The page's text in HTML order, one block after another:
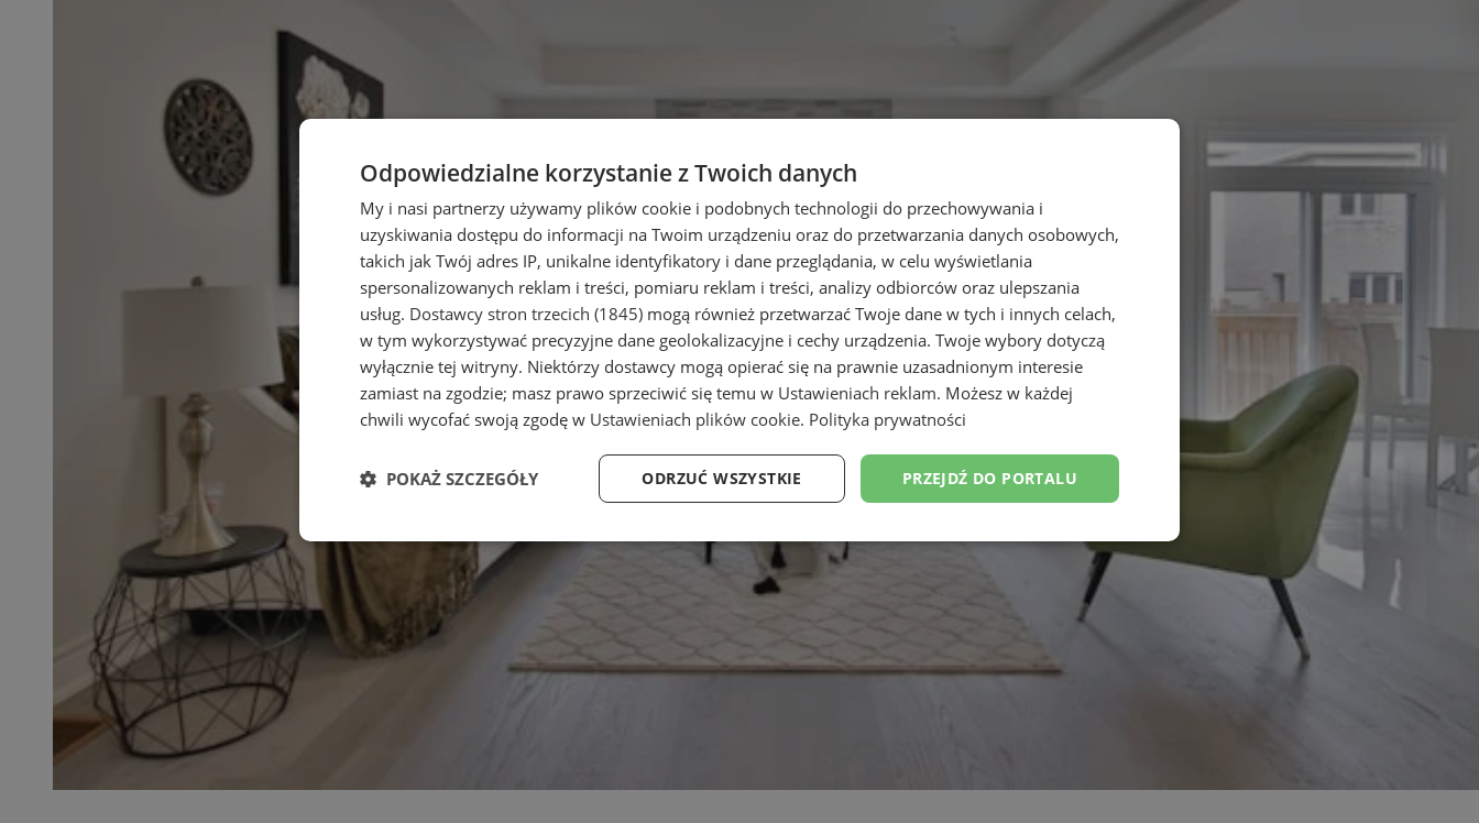
Odpowiedzialne korzystanie z Twoich danych
My i nasi partnerzy używamy plików cookie i podobnych technologii do przechowywania i
uzyskiwania dostępu do informacji na Twoim urządzeniu oraz do przetwarzania danych osobowych,
takich jak Twój adres IP, unikalne identyfikatory i dane przeglądania, w celu wyświetlania
spersonalizowanych reklam i treści, pomiaru reklam i treści, analizy odbiorców oraz ulepszania
usług. Dostawcy stron trzecich (1845) mogą również przetwarzać Twoje dane w tych i innych celach,
w tym wykorzystywać precyzyjne dane geolokalizacyjne i cechy urządzenia. Twoje wybory dotyczą
wyłącznie tej witryny. Niektórzy dostawcy mogą opierać się na prawnie uzasadnionym interesie
zamiast na zgodzie; masz prawo sprzeciwić się temu w Ustawieniach reklam. Możesz w każdej
chwili wycofać swoją zgodę w Ustawieniach plików cookie. Polityka prywatności
PRZEJDŹ DO PORTALU
ODRZUĆ WSZYSTKIE
POKAŻ SZCZEGÓŁY
Niezbędne Wydajność Targetowanie Funkcjonalność Niesklasyfikowane
Okres